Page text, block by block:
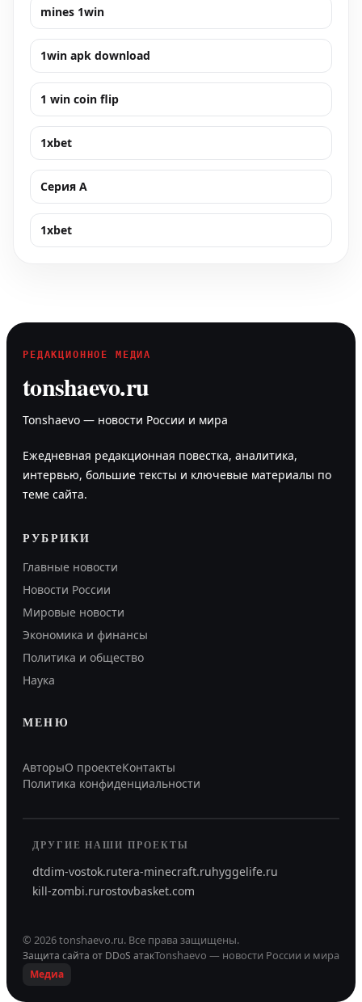
mines 1win
1win apk download
1 win coin flip
1xbet
Серия А
1xbet
РЕДАКЦИОННОЕ МЕДИА
tonshaevo.ru
Tonshaevo — новости России и мира
Ежедневная редакционная повестка, аналитика,
интервью, большие тексты и ключевые материалы по
теме сайта.
РУБРИКИ
Главные новости
Новости России
Мировые новости
Экономика и финансы
Политика и общество
Наука
МЕНЮ
АвторыО проектеКонтакты
Политика конфиденциальности
ДРУГИЕ НАШИ ПРОЕКТЫ
dtdim-vostok.rutera-minecraft.ruhyggelife.ru
kill-zombi.rurostovbasket.com
© 2026tonshaevo.ru. Все права защищены.
Защита сайта от DDoS атакTonshaevo — новости России и мира
Медиа